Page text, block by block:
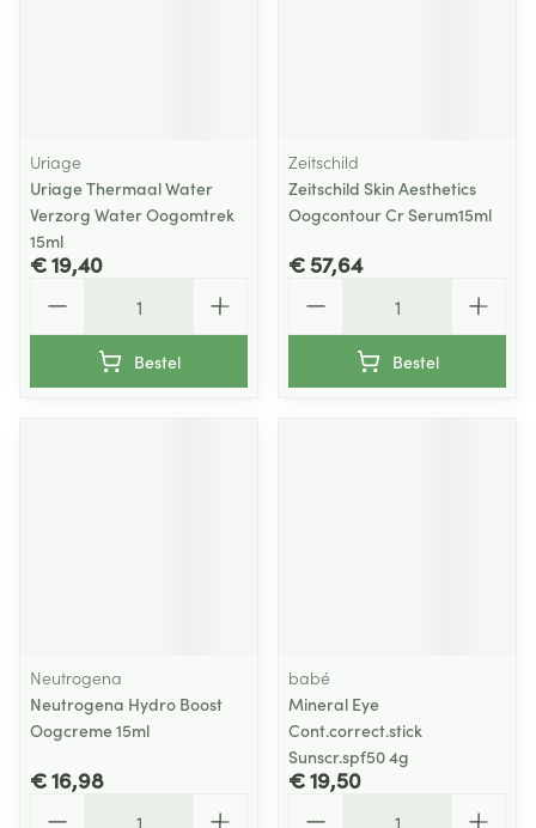
Uriage
Uriage Thermaal Water
Verzorg Water Oogomtrek
15ml
€ 19,40
Bestel
Zeitschild
Zeitschild Skin Aesthetics
Oogcontour Cr Serum15ml
€ 57,64
Bestel
Neutrogena
Neutrogena Hydro Boost
Oogcreme 15ml
€ 16,98
babé
Mineral Eye
Cont.correct.stick
Sunscr.spf50 4g
€ 19,50